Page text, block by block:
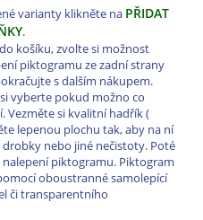
varianty klikněte na PŘIDAT
.
košíku, zvolte si možnost
piktogramu ze zadní strany
s dalším nákupem.
vyberte pokud možno co
Vezměte si kvalitní hadřík (
lepenou plochu tak, aby na ní
nebo jiné nečistoty. Poté
piktogramu. Piktogram
oboustranné samolepící
či transparentního